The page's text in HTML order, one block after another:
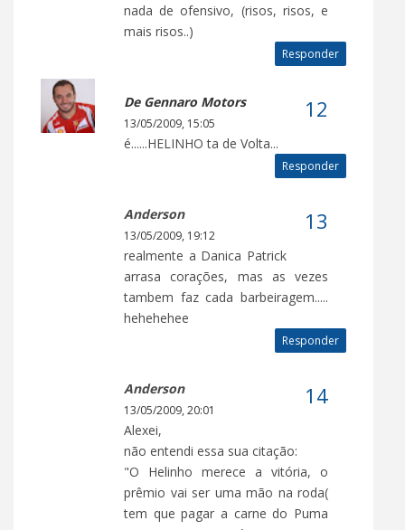
nada de ofensivo, (risos, risos, e
mais risos..)
Responder
De Gennaro Motors
13/05/2009, 15:05
é......HELINHO ta de Volta...
Responder
Anderson
13/05/2009, 19:12
realmente a Danica Patrick
arrasa corações, mas as vezes
tambem faz cada barbeiragem.....
hehehehee
Responder
Anderson
13/05/2009, 20:01
Alexei,
não entendi essa sua citação:
"O Helinho merece a vitória, o
prêmio vai ser uma mão na roda(
tem que pagar a carne do Puma